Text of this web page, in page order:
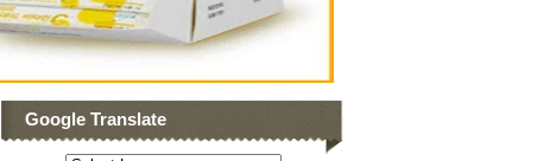
Google Translate